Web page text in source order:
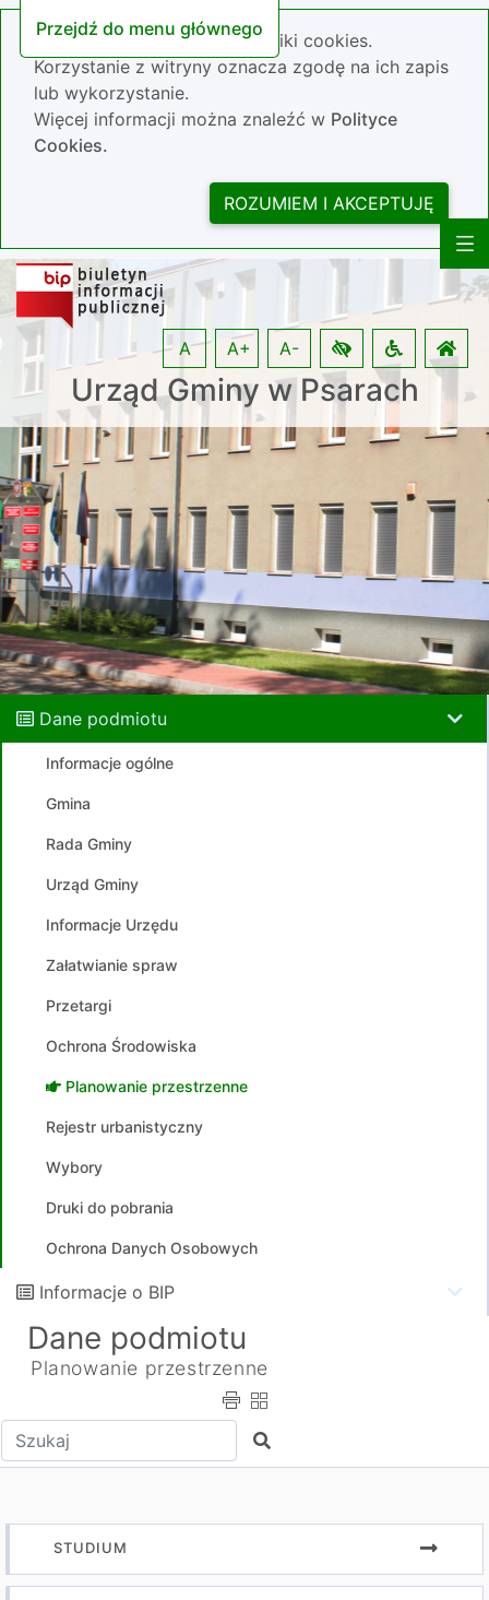
Przejdź do menu głównego
Nasza strona wykorzystuje pliki cookies.
Korzystanie z witryny oznacza zgodę na ich zapis
lub wykorzystanie.
Więcej informacji można znaleźć w Polityce
Cookies.
ROZUMIEM I AKCEPTUJĘ
Urząd Gminy w Psarach
A A+ A-
Dane podmiotu
Informacje ogólne
Gmina
Rada Gminy
Urząd Gminy
Informacje Urzędu
Załatwianie spraw
Przetargi
Ochrona Środowiska
Planowanie przestrzenne
Rejestr urbanistyczny
Wybory
Druki do pobrania
Ochrona Danych Osobowych
Informacje o BIP
Dane podmiotu
Planowanie przestrzenne
Wpisz tekst do wyszukania Szukaj
STUDIUM